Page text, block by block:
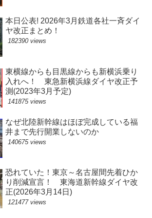
本日公表! 2026年3月鉄道各社一斉ダイ
ヤ改正まとめ！
182390 views
東横線からも目黒線からも新横浜乗り
入れへ！ 東急新横浜線ダイヤ改正予
測(2023年3月予定)
141875 views
なぜ北陸新幹線はほぼ完成している福
井まで先行開業しないのか
140675 views
恐れていた！東京～名古屋間先着ひか
り削減宣言！ 東海道新幹線ダイヤ改
正(2026年3月14日)
121477 views